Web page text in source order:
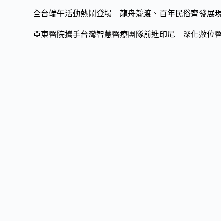
全台端午活動熱鬧登場 龍舟競渡、百年民俗齊發展
亞東醫院攜手台灣智慧醫療團隊前進印尼 深化數位